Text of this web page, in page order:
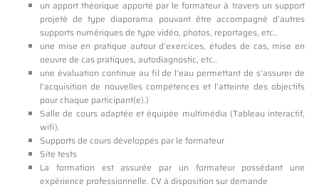
un apport théorique apporté par le formateur à travers un support
projeté de type diaporama pouvant être accompagné d’autres
supports numériques de type vidéo, photos, reportages, etc..
une mise en pratique autour d’exercices, études de cas, mise en
oeuvre de cas pratiques, autodiagnostic, etc..
une évaluation continue au fil de l’eau permettant de s’assurer de
l’acquisition de nouvelles compétences et l’atteinte des objectifs
pour chaque participant(e).)
Salle de cours adaptée et équipée multimédia (Tableau interactif,
wifi).
Supports de cours développés par le formateur
Site tests
La formation est assurée par un formateur possédant une
expérience professionnelle. CV à disposition sur demande